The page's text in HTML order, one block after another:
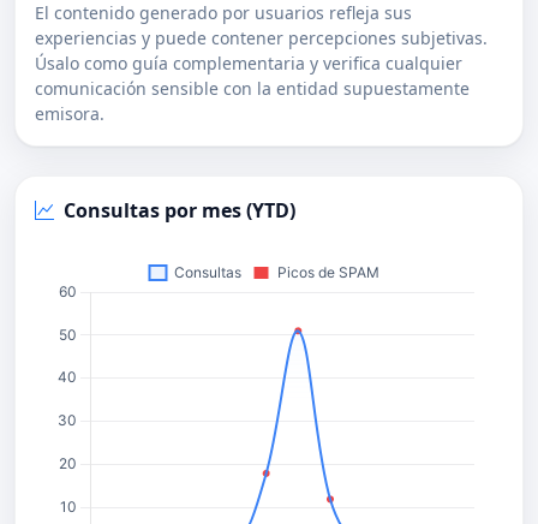
El contenido generado por usuarios refleja sus
experiencias y puede contener percepciones subjetivas.
Úsalo como guía complementaria y verifica cualquier
comunicación sensible con la entidad supuestamente
emisora.
Consultas por mes (YTD)